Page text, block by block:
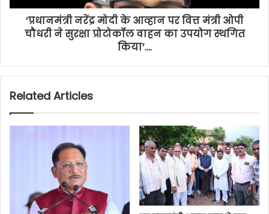
’प्रधानमंत्री नरेंद्र मोदी के आव्हान पर वित्त मंत्री ओपी
चौधरी ने सुरक्षा प्रोटोकॉल वाहन का उपयोग स्थगित
किया’….
Related Articles